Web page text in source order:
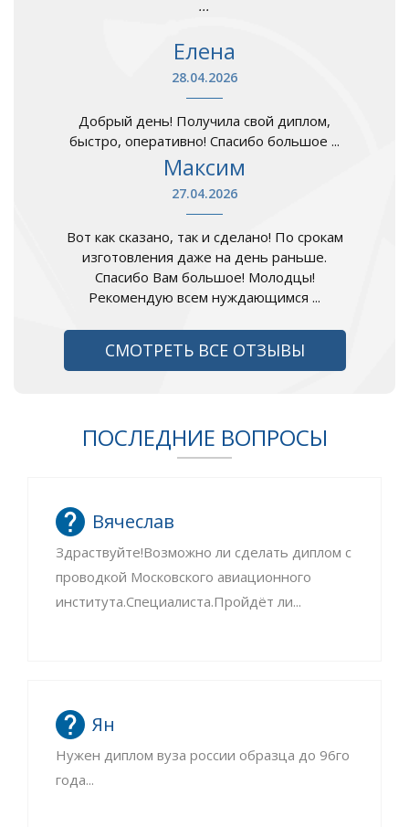
...
Елена
28.04.2026
Добрый день! Получила свой диплом,
быстро, оперативно! Спасибо большое ...
Максим
27.04.2026
Вот как сказано, так и сделано! По срокам
изготовления даже на день раньше.
Спасибо Вам большое! Молодцы!
Рекомендую всем нуждающимся ...
СМОТРЕТЬ ВСЕ ОТЗЫВЫ
ПОСЛЕДНИЕ ВОПРОСЫ
Вячеслав
Здраствуйте!Возможно ли сделать диплом с
проводкой Московского авиационного
института.Специалиста.Пройдёт ли...
Ян
Нужен диплом вуза россии образца до 96го
года...